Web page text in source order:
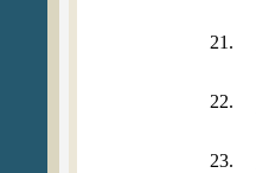
21.
22.
23.